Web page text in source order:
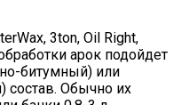
3ton, Oil Right,
арок подойдет
битумный) или
состав. Обычно их